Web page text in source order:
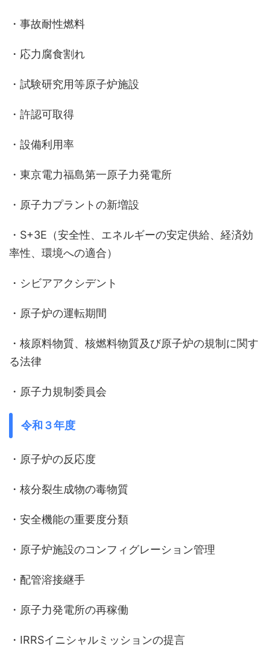
・事故耐性燃料
・応力腐食割れ
・試験研究用等原子炉施設
・許認可取得
・設備利用率
・東京電力福島第一原子力発電所
・原子力プラントの新増設
・S+3E（安全性、エネルギーの安定供給、経済効
率性、環境への適合）
・シビアアクシデント
・原子炉の運転期間
・核原料物質、核燃料物質及び原子炉の規制に関す
る法律
・原子力規制委員会
令和３年度
・原子炉の反応度
・核分裂生成物の毒物質
・安全機能の重要度分類
・原子炉施設のコンフィグレーション管理
・配管溶接継手
・原子力発電所の再稼働
・IRRSイニシャルミッションの提言